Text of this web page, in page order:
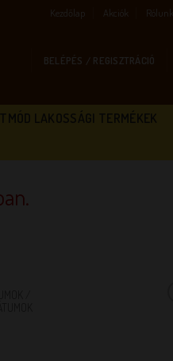
Kezdőlap Akciók Rólunk
BELÉPÉS / REGISZTRÁCIÓ
LAKOSSÁGI TERMÉKEK